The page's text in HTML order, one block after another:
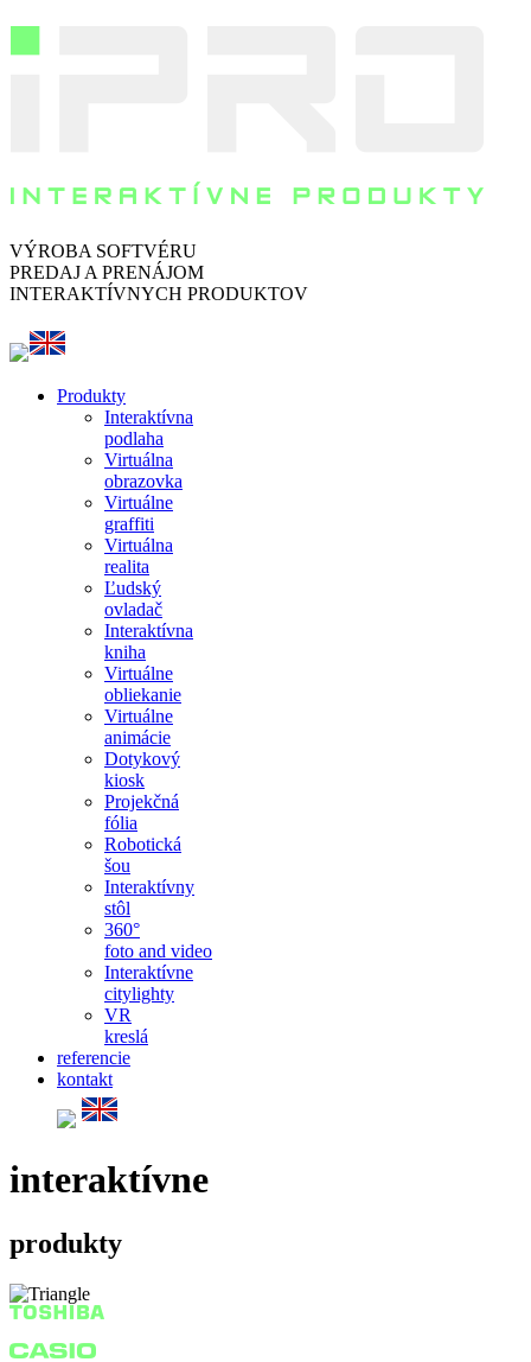
VÝROBA SOFTVÉRU
PREDAJ A PRENÁJOM
INTERAKTÍVNYCH PRODUKTOV
Produkty
Interaktívna
podlaha
Virtuálna
obrazovka
Virtuálne
graffiti
Virtuálna
realita
Ľudský
ovladač
Interaktívna
kniha
Virtuálne
obliekanie
Virtuálne
animácie
Dotykový
kiosk
Projekčná
fólia
Robotická
šou
Interaktívny
stôl
360°
foto and video
Interaktívne
citylighty
VR
kreslá
referencie
kontakt
interaktívne
produkty